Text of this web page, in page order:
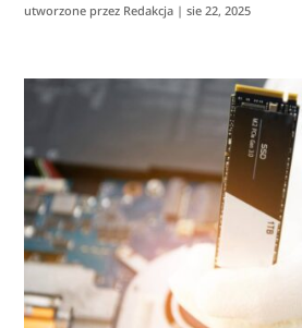
utworzone przez Redakcja |sie 22, 2025